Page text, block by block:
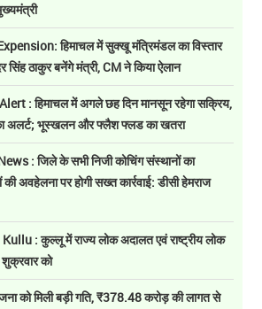
हिमाचल में सुक्खू मंत्रिमंडल का विस्तार
ठाकुर बनेंगे मंत्री, CM ने किया ऐलान
: हिमाचल में अगले छह दिन मानसून रहेगा सक्रिय,
का अलर्ट; भूस्खलन और फ्लैश फ्लड का खतरा
: जिले के सभी निजी कोचिंग संस्थानों का
की अवहेलना पर होगी सख्त कार्रवाई: डीसी हेमराज
: कुल्लू में राज्य लोक अदालत एवं राष्ट्रीय लोक
को
को मिली बड़ी गति, ₹378.48 करोड़ की लागत से